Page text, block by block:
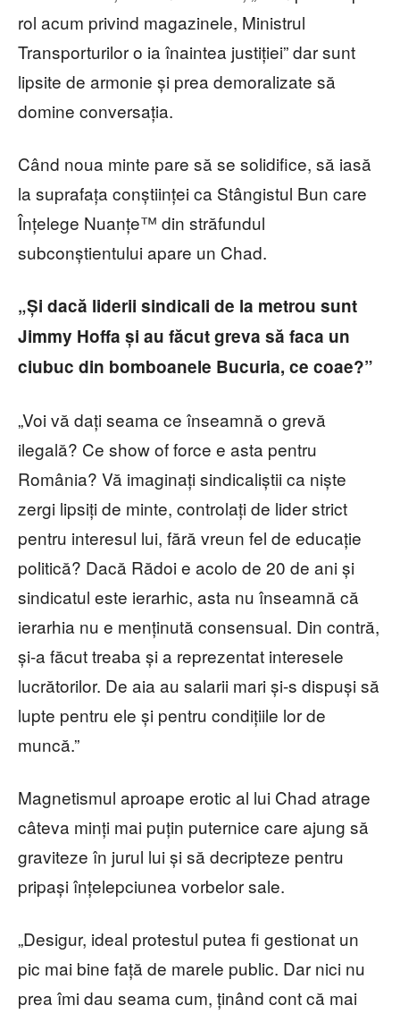
rol acum privind magazinele, Ministrul
Transporturilor o ia înaintea justiției” dar sunt
lipsite de armonie și prea demoralizate să
domine conversația.
Când noua minte pare să se solidifice, să iasă
la suprafața conștiinței ca Stângistul Bun care
Înțelege Nuanțe™ din străfundul
subconștientului apare un Chad.
„Și dacă liderii sindicali de la metrou sunt
Jimmy Hoffa și au făcut greva să faca un
ciubuc din bomboanele Bucuria, ce coae?”
„Voi vă dați seama ce înseamnă o grevă
ilegală? Ce show of force e asta pentru
România? Vă imaginați sindicaliștii ca niște
zergi lipsiți de minte, controlați de lider strict
pentru interesul lui, fără vreun fel de educație
politică? Dacă Rădoi e acolo de 20 de ani și
sindicatul este ierarhic, asta nu înseamnă că
ierarhia nu e menținută consensual. Din contră,
și-a făcut treaba și a reprezentat interesele
lucrătorilor. De aia au salarii mari și-s dispuși să
lupte pentru ele și pentru condițiile lor de
muncă.”
Magnetismul aproape erotic al lui Chad atrage
câteva minți mai puțin puternice care ajung să
graviteze în jurul lui și să decripteze pentru
pripași înțelepciunea vorbelor sale.
„Desigur, ideal protestul putea fi gestionat un
pic mai bine față de marele public. Dar nici nu
prea îmi dau seama cum, ținând cont că mai